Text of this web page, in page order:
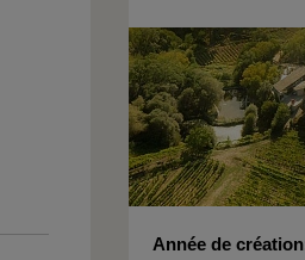
Année de création